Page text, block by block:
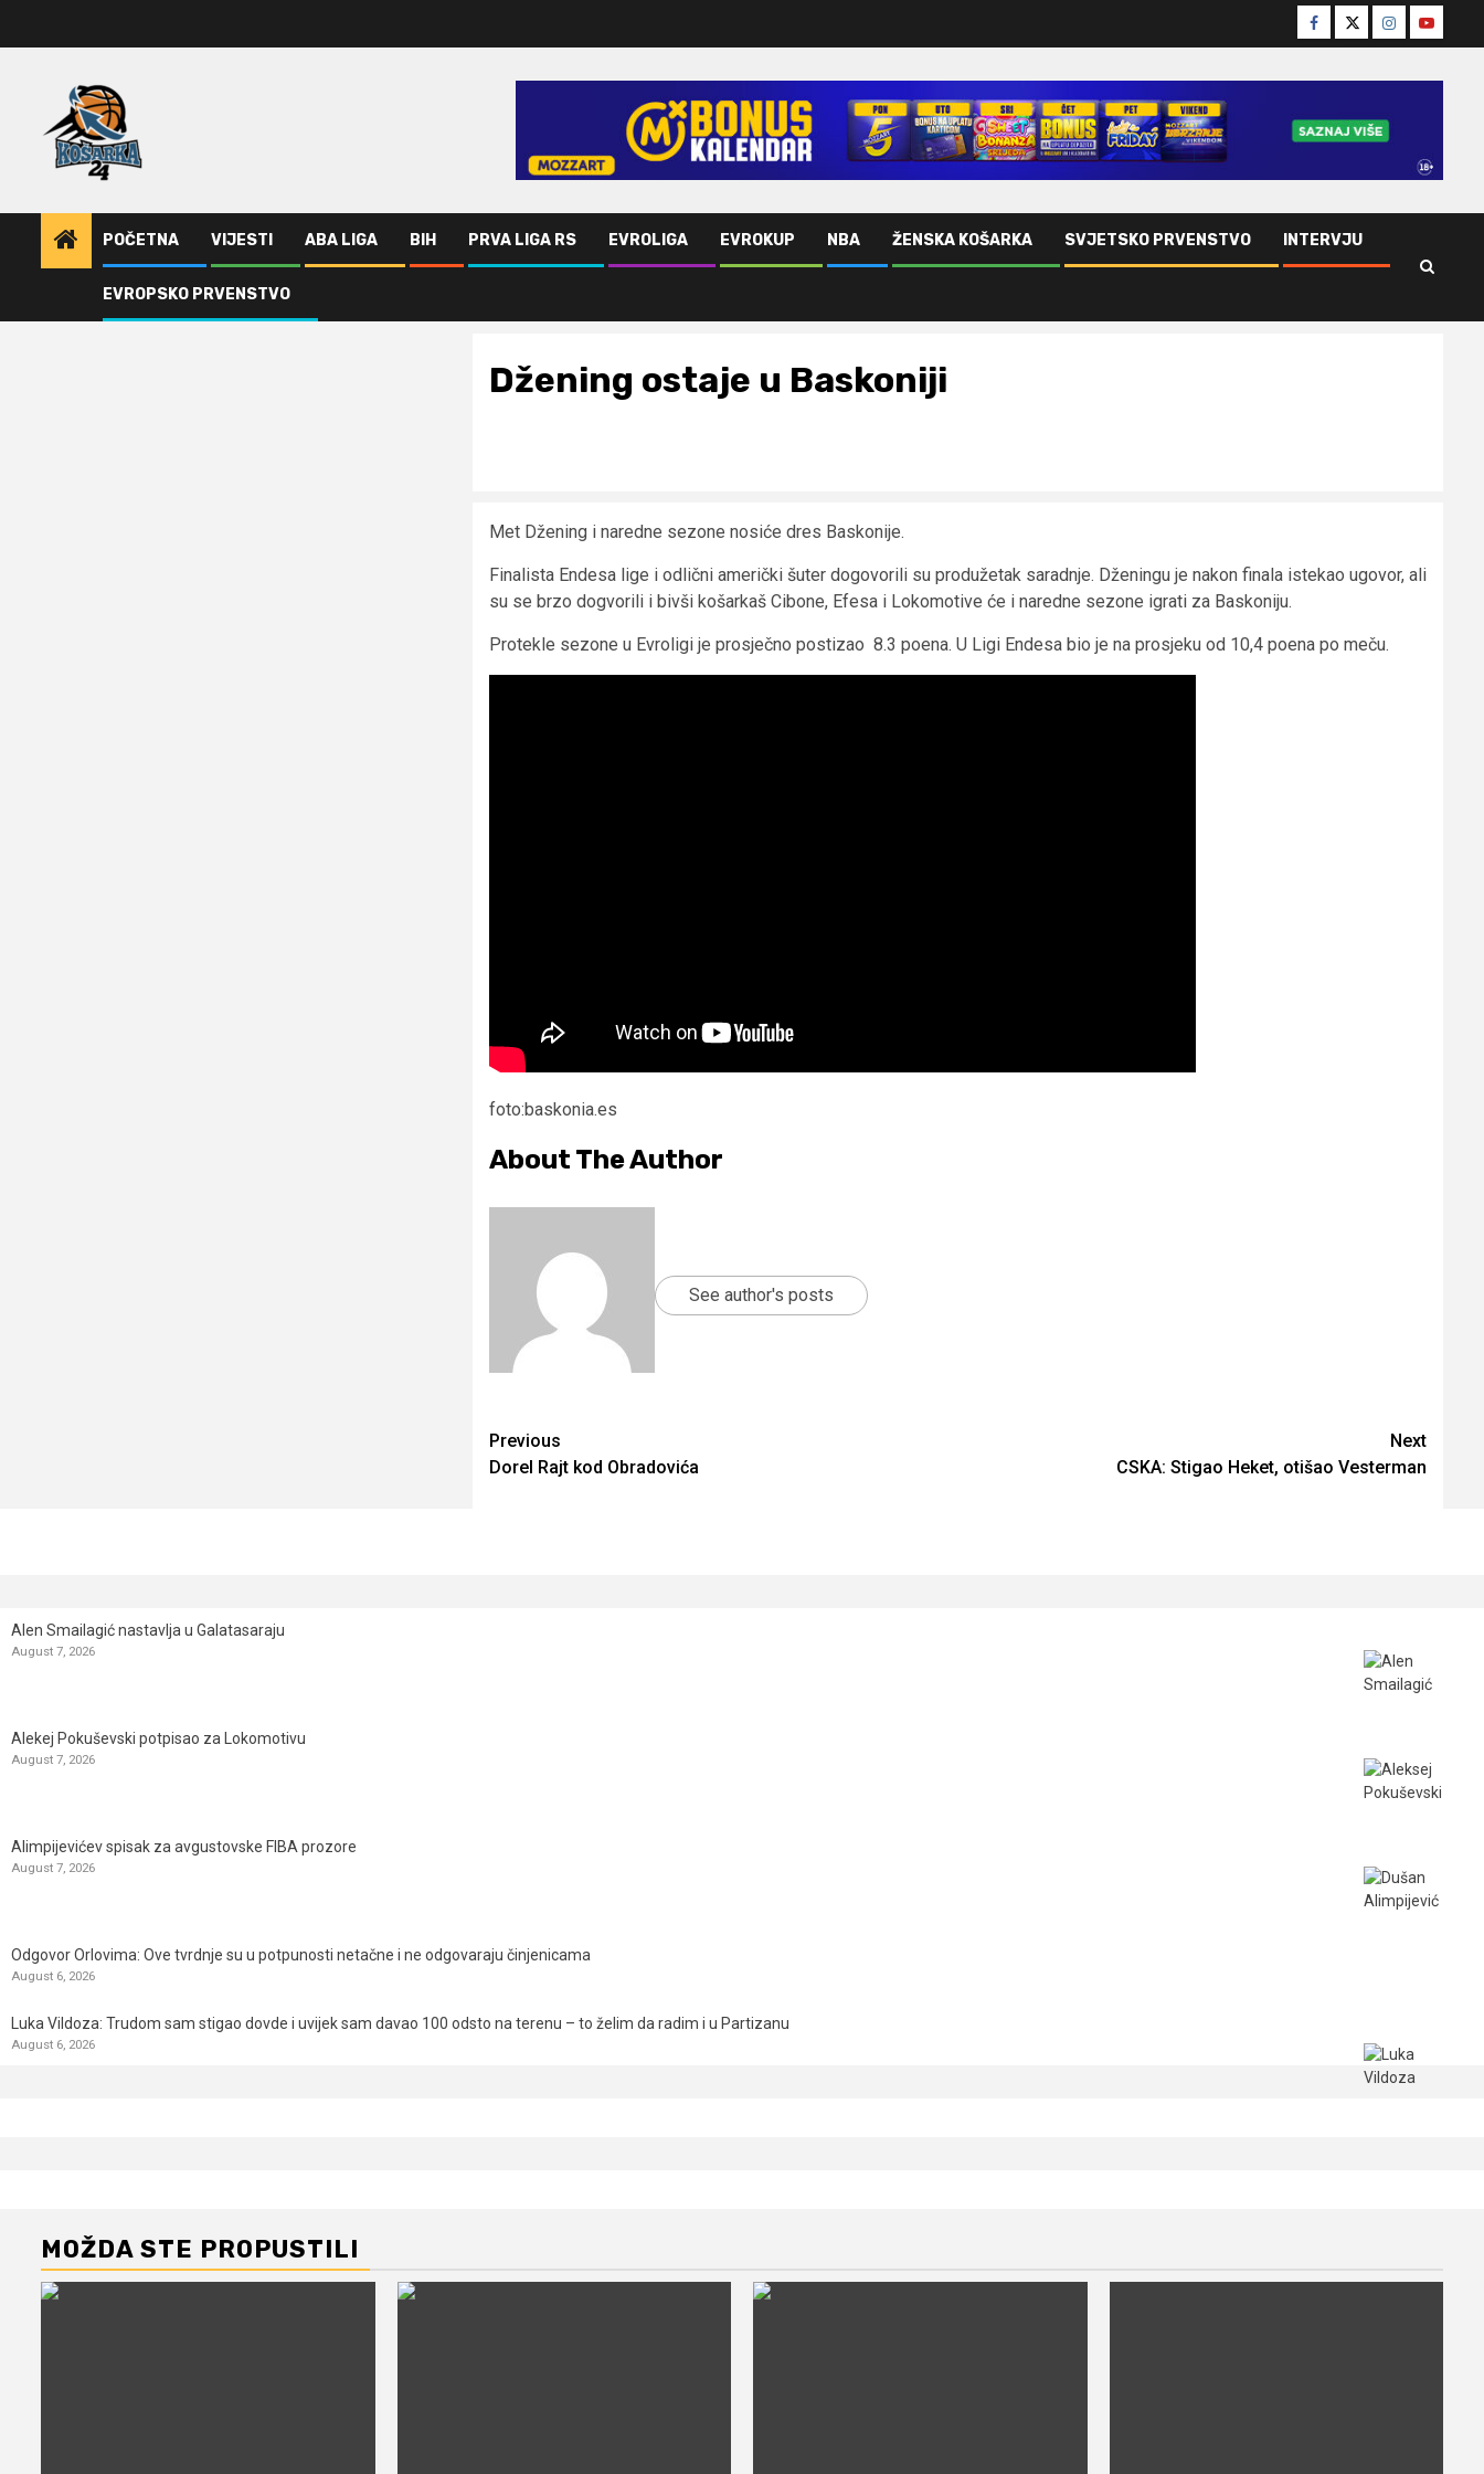
Facebook
TwitterInstagram
Youtube
POČETNA VIJESTI ABA LIGA BIH PRVA LIGA RS EVROLIGA EVROKUP NBA ŽENSKA KOŠARKA SVJETSKO PRVENSTVO INTERVJU
EVROPSKO PRVENSTVO
Džening ostaje u Baskoniji
Džening ostaje u Baskoniji
Met Džening i naredne sezone nosiće dres Baskonije.
Finalista Endesa lige i odlični američki šuter dogovorili su produžetak saradnje. Dženingu je nakon finala istekao ugovor, ali
su se brzo dogvorili i bivši košarkaš Cibone, Efesa i Lokomotive će i naredne sezone igrati za Baskoniju.
Protekle sezone u Evroligi je prosječno postizao 8.3 poena. U Ligi Endesa bio je na prosjeku od 10,4 poena po meču.
foto:baskonia.es
About The Author
See author's posts
Continue
Reading
Previous
Dorel Rajt kod Obradovića
Next
CSKA: Stigao Heket, otišao Vesterman
Alen Smailagić nastavlja u Galatasaraju
August 7, 2026
Alekej Pokuševski potpisao za Lokomotivu
August 7, 2026
Alimpijevićev spisak za avgustovske FIBA prozore
August 7, 2026
Odgovor Orlovima: ​Ove tvrdnje su u potpunosti netačne i ne odgovaraju činjenicama
August 6, 2026
Luka Vildoza: Trudom sam stigao dovde i uvijek sam davao 100 odsto na terenu – to želim da radim i u Partizanu
August 6, 2026
MOŽDA STE PROPUSTILI